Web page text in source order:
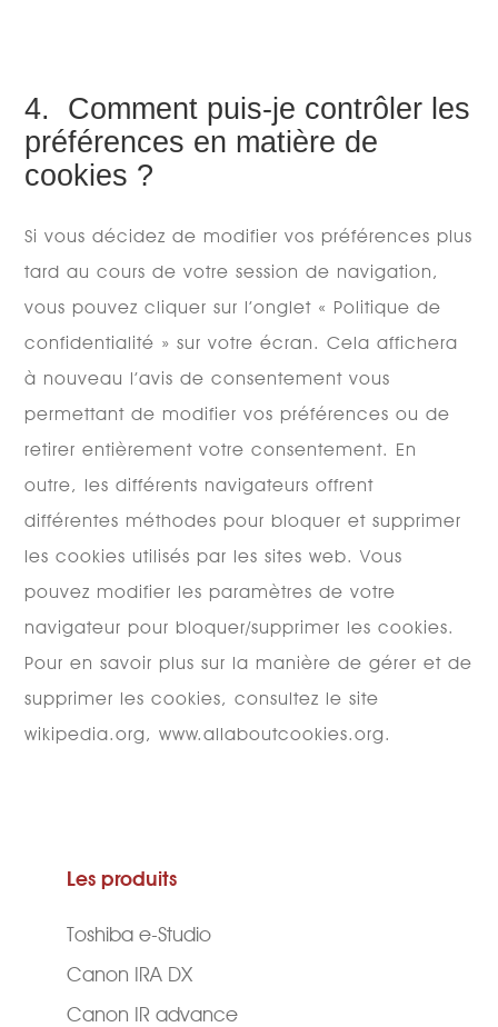
4. Comment puis-je contrôler les
préférences en matière de
cookies ?
Si vous décidez de modifier vos préférences plus
tard au cours de votre session de navigation,
vous pouvez cliquer sur l’onglet « Politique de
confidentialité » sur votre écran. Cela affichera
à nouveau l’avis de consentement vous
permettant de modifier vos préférences ou de
retirer entièrement votre consentement. En
outre, les différents navigateurs offrent
différentes méthodes pour bloquer et supprimer
les cookies utilisés par les sites web. Vous
pouvez modifier les paramètres de votre
navigateur pour bloquer/supprimer les cookies.
Pour en savoir plus sur la manière de gérer et de
supprimer les cookies, consultez le site
wikipedia.org, www.allaboutcookies.org.
Les produits
Toshiba e-Studio
Canon IRA DX
Canon IR advance